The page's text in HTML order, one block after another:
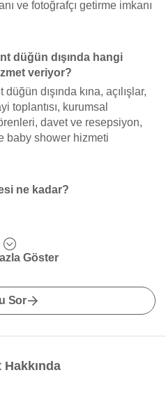
ve fotoğrafçı getirme i̇mkanı
düğün dışında hangi
veriyor?
dışında kına, açılışlar,
toplantısı, kurumsal
davet ve resepsiyon,
baby shower hizmeti
ne kadar?
Göster
Sor